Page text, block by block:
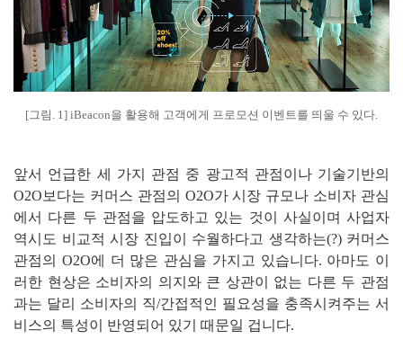
[그림. 1] iBeacon을 활용해 고객에게 프로모션 이벤트를 띄울 수 있다.
앞서 언급한 세 가지 관점 중 광고적 관점이나 기술기반의
O2O보다는 커머스 관점의 O2O가 시장 규모나 소비자 관심
에서 다른 두 관점을 압도하고 있는 것이 사실이며 사업자
역시도 비교적 시장 진입이 수월하다고 생각하는(?) 커머스
관점의 O2O에 더 많은 관심을 가지고 있습니다. 아마도 이
러한 현상은 소비자의 의지와 큰 상관이 없는 다른 두 관점
과는 달리 소비자의 직/간접적인 필요성을 충족시켜주는 서
비스의 특성이 반영되어 있기 때문일 겁니다.